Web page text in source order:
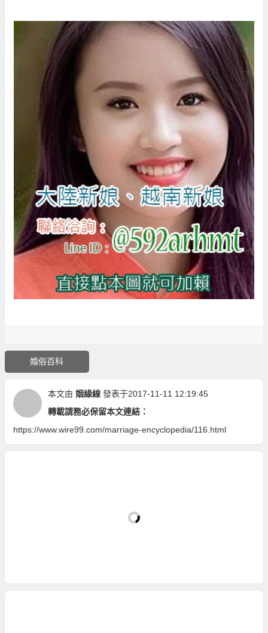
婚俗百科
本文由 姻緣線 發表于2017-11-11 12:19:45
轉載請務必保留本文連結：
https://www.wire99.com/marriage-encyclopedia/116.html